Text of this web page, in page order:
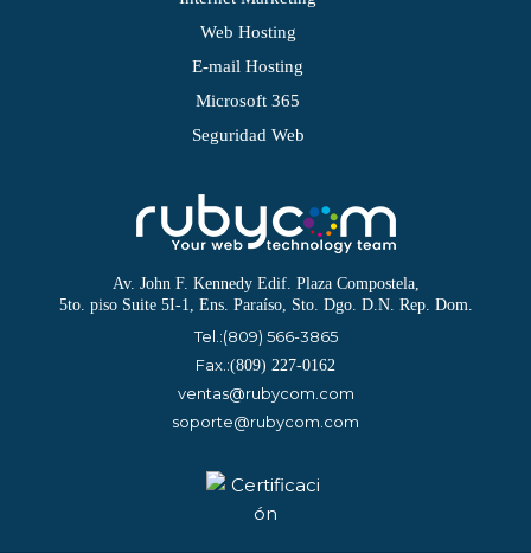
Web Hosting
E-mail Hosting
Microsoft 365
Seguridad Web
Av. John F. Kennedy Edif. Plaza Compostela,
5to. piso Suite 5I-1, Ens. Paraíso, Sto. Dgo. D.N. Rep. Dom.
Tel.:(809) 566-3865
Fax.:(809) 227-0162
ventas@rubycom.com
soporte@rubycom.com